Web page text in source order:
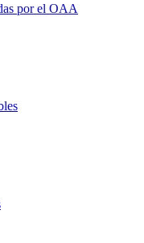
por el OAA